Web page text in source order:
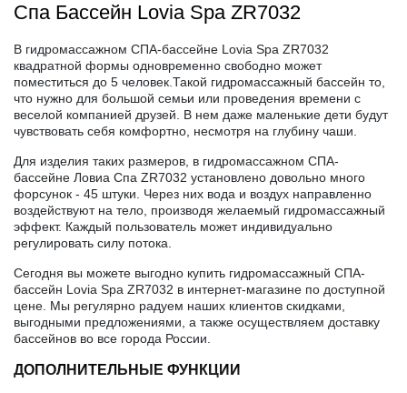
Спа Бассейн Lovia Spa ZR7032
В гидромассажном СПА-бассейне Lovia Spa ZR7032
квадратной формы одновременно свободно может
поместиться до 5 человек.Такой гидромассажный бассейн то,
что нужно для большой семьи или проведения времени с
веселой компанией друзей. В нем даже маленькие дети будут
чувствовать себя комфортно, несмотря на глубину чаши.
Для изделия таких размеров, в гидромассажном СПА-
бассейне Ловиа Спа ZR7032 установлено довольно много
форсунок - 45 штуки. Через них вода и воздух направленно
воздействуют на тело, производя желаемый гидромассажный
эффект. Каждый пользователь может индивидуально
регулировать силу потока.
Сегодня вы можете выгодно купить гидромассажный СПА-
бассейн Lovia Spa ZR7032 в интернет-магазине по доступной
цене. Мы регулярно радуем наших клиентов скидками,
выгодными предложениями, а также осуществляем доставку
бассейнов во все города России.
ДОПОЛНИТЕЛЬНЫЕ ФУНКЦИИ